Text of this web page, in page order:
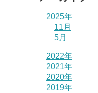
2025年
11月
5月
2022年
2021年
2020年
2019年